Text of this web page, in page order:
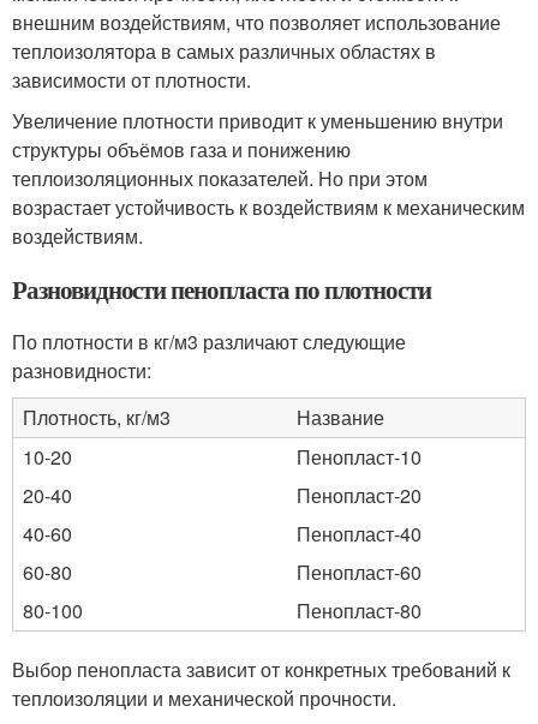
внешним воздействиям, что позволяет использование
теплоизолятора в самых различных областях в
зависимости от плотности.
Увеличение плотности приводит к уменьшению внутри
структуры объёмов газа и понижению
теплоизоляционных показателей. Но при этом
возрастает устойчивость к воздействиям к механическим
воздействиям.
Разновидности пенопласта по плотности
По плотности в кг/м3 различают следующие
разновидности:
Плотность, кг/м3
Название
10-20
Пенопласт-10
20-40
Пенопласт-20
40-60
Пенопласт-40
60-80
Пенопласт-60
80-100
Пенопласт-80
Выбор пенопласта зависит от конкретных требований к
теплоизоляции и механической прочности.